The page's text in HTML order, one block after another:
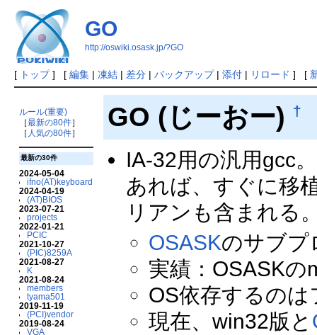
GO
http://oswiki.osask.jp/?GO
[ トップ] [ 編集| 凍結| 差分| バックアップ| 添付| リロード ] [
ルール(重要)
［最新の80件］
［ 人気の80件］
最新の30件
2024-05-04
ifno(AT)keyboard
2024-04-19
(AT)BIOS
2023-07-21
projects
2022-01-21
PCIC
2021-10-27
(PIC)8259A
2021-08-27
K
2021-08-24
members
tyama501
2019-11-19
(PCI)vendor
2019-08-24
VGA
GO (じーおー) †
IA-32用の汎用gcc
あれば、すぐに移
リアンも含まれる
OSASKのサブプ
実績：OSASK
OS依存するの
現在、win32版と